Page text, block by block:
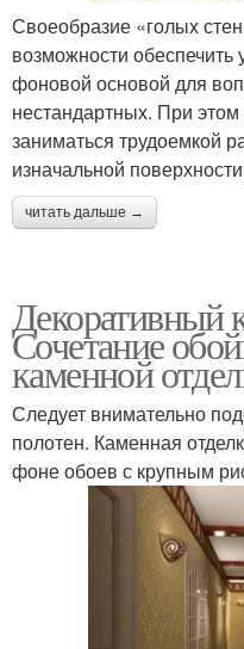
Своеобразие «голых
возможности обеспечить
фоновой основой для
нестандартных. При
заниматься трудоемкой
изначальной
читать дальше →
Декоративный
Сочетание
каменной
Следует внимательно
полотен. Каменная
фоне обоев с крупным